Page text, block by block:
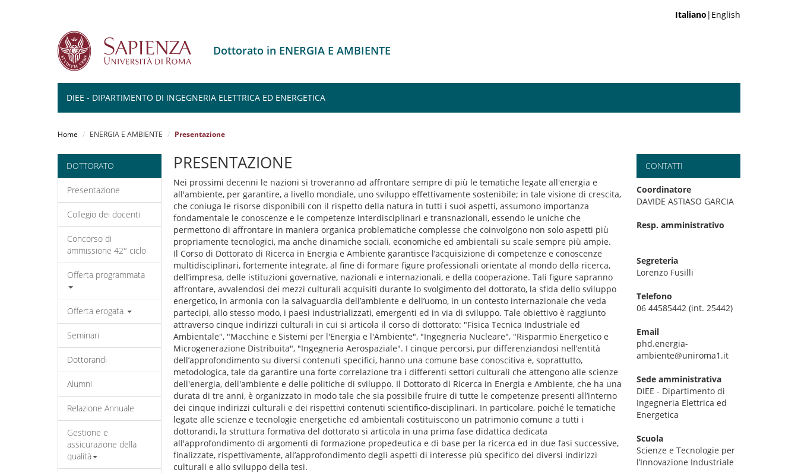
Italiano |English
Dottorato in ENERGIA E AMBIENTE
DIEE - DIPARTIMENTO DI INGEGNERIA ELETTRICA ED ENERGETICA
Home ENERGIA E AMBIENTE Presentazione
DOTTORATO
Presentazione
Collegio dei docenti
Concorso di
ammissione 42° ciclo
Offerta programmata
Offerta erogata
Seminari
Dottorandi
Alumni
Relazione Annuale
Gestione e
assicurazione della
qualità
PRESENTAZIONE
Nei prossimi decenni le nazioni si troveranno ad affrontare sempre di più le tematiche legate all'energia e
all'ambiente, per garantire, a livello mondiale, uno sviluppo effettivamente sostenibile; in tale visione di crescita,
che coniuga le risorse disponibili con il rispetto della natura in tutti i suoi aspetti, assumono importanza
fondamentale le conoscenze e le competenze interdisciplinari e transnazionali, essendo le uniche che
permettono di affrontare in maniera organica problematiche complesse che coinvolgono non solo aspetti più
propriamente tecnologici, ma anche dinamiche sociali, economiche ed ambientali su scale sempre più ampie.
Il Corso di Dottorato di Ricerca in Energia e Ambiente garantisce l’acquisizione di competenze e conoscenze
multidisciplinari, fortemente integrate, al fine di formare figure professionali orientate al mondo della ricerca,
dell’impresa, delle istituzioni governative, nazionali e internazionali, e della cooperazione. Tali figure sapranno
affrontare, avvalendosi dei mezzi culturali acquisiti durante lo svolgimento del dottorato, la sfida dello sviluppo
energetico, in armonia con la salvaguardia dell’ambiente e dell’uomo, in un contesto internazionale che veda
partecipi, allo stesso modo, i paesi industrializzati, emergenti ed in via di sviluppo. Tale obiettivo è raggiunto
attraverso cinque indirizzi culturali in cui si articola il corso di dottorato: "Fisica Tecnica Industriale ed
Ambientale", "Macchine e Sistemi per l'Energia e l'Ambiente", "Ingegneria Nucleare", "Risparmio Energetico e
Microgenerazione Distribuita", "Ingegneria Aerospaziale". I cinque percorsi, pur differenziandosi nell’entità
dell’approfondimento su diversi contenuti specifici, hanno una comune base conoscitiva e, soprattutto,
metodologica, tale da garantire una forte correlazione tra i differenti settori culturali che attengono alle scienze
dell'energia, dell'ambiente e delle politiche di sviluppo. Il Dottorato di Ricerca in Energia e Ambiente, che ha una
durata di tre anni, è organizzato in modo tale che sia possibile fruire di tutte le competenze presenti all’interno
dei cinque indirizzi culturali e dei rispettivi contenuti scientifico-disciplinari. In particolare, poiché le tematiche
legate alle scienze e tecnologie energetiche ed ambientali costituiscono un patrimonio comune a tutti i
dottorandi, la struttura formativa del dottorato si articola in una prima fase didattica dedicata
all'approfondimento di argomenti di formazione propedeutica e di base per la ricerca ed in due fasi successive,
finalizzate, rispettivamente, all’approfondimento degli aspetti di interesse più specifico dei diversi indirizzi
culturali e allo sviluppo della tesi.
CONTATTI
Coordinatore
DAVIDE ASTIASO GARCIA
Resp. amministrativo
Segreteria
Lorenzo Fusilli
Telefono
06 44585442 (int. 25442)
Email
phd.energia-
ambiente@uniroma1.it
Sede amministrativa
DIEE - Dipartimento di
Ingegneria Elettrica ed
Energetica
Scuola
Scienze e Tecnologie per
l’Innovazione Industriale